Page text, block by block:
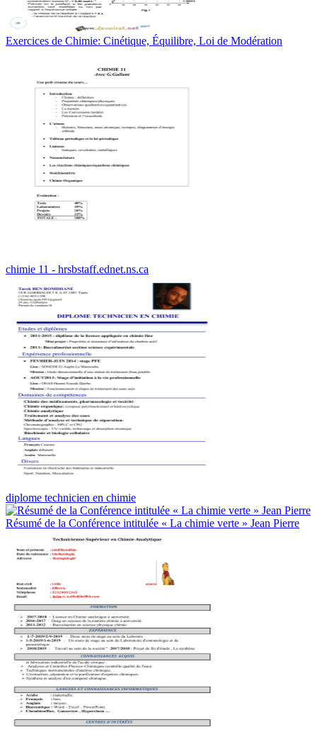
Exercices de Chimie: Cinétique, Équilibre, Loi de Modération
chimie 11 - hrsbstaff.ednet.ns.ca
diplome technicien en chimie
Résumé de la Conférence intitulée « La chimie verte » Jean Pierre